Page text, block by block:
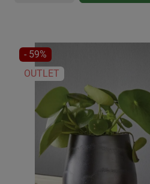
RÉDUCTION
- 59%
OUTLET